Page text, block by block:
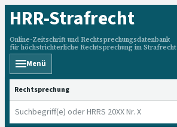
HRR-Strafrecht
Online-Zeitschrift und Rechtsprechungsdatenbank
für höchstrichterliche Rechtsprechung im Strafrecht
Menü
HRRS durchsuchen